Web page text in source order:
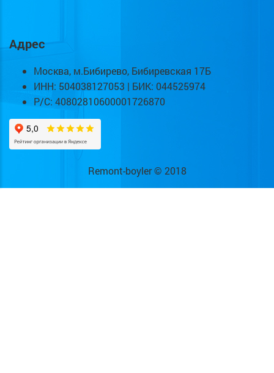
Адрес
Москва, м.Бибирево, Бибиревская 17Б
ИНН: 504038127053 | БИК: 044525974
Р/С: 40802810600001726870
Remont-boyler © 2018